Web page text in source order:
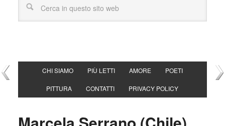
CHI SIAMO PIÙ LETTI AMORE POETI
PITTURA CONTATTI PRIVACY POLICY